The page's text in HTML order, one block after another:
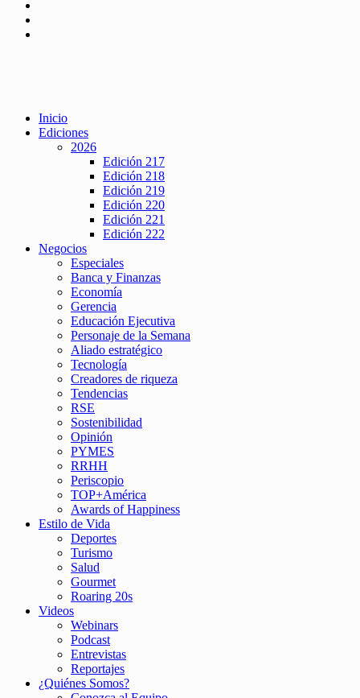
Inicio
Ediciones
2026
Edición 217
Edición 218
Edición 219
Edición 220
Edición 221
Edición 222
Negocios
Especiales
Banca y Finanzas
Economía
Gerencia
Educación Ejecutiva
Personaje de la Semana
Aliado estratégico
Tecnología
Creadores de riqueza
Tendencias
RSE
Sostenibilidad
Opinión
PYMES
RRHH
Periscopio
TOP+América
Awards of Happiness
Estilo de Vida
Deportes
Turismo
Salud
Gourmet
Roaring 20s
Videos
Webinars
Podcast
Entrevistas
Reportajes
¿Quiénes Somos?